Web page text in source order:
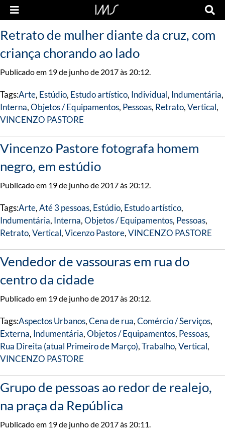
Retrato de mulher diante da cruz, com
criança chorando ao lado
Publicado em 19 de junho de 2017 às 20:12.
Tags:Arte, Estúdio, Estudo artístico, Individual, Indumentária,
Interna,Objetos / Equipamentos, Pessoas, Retrato,Vertical,
VINCENZO PASTORE
Vincenzo Pastore fotografa homem
negro, em estúdio
Publicado em 19 de junho de 2017 às 20:12.
Tags:Arte,Até 3 pessoas, Estúdio, Estudo artístico,
Indumentária, Interna,Objetos / Equipamentos, Pessoas,
Retrato,Vertical,Vicenzo Pastore,VINCENZO PASTORE
Vendedor de vassouras em rua do
centro da cidade
Publicado em 19 de junho de 2017 às 20:12.
Tags:Aspectos Urbanos,Cena de rua,Comércio / Serviços,
Externa, Indumentária,Objetos / Equipamentos, Pessoas,
Rua Direita (atual Primeiro de Março),Trabalho,Vertical,
VINCENZO PASTORE
Grupo de pessoas ao redor de realejo,
na praça da República
Publicado em 19 de junho de 2017 às 20:11.